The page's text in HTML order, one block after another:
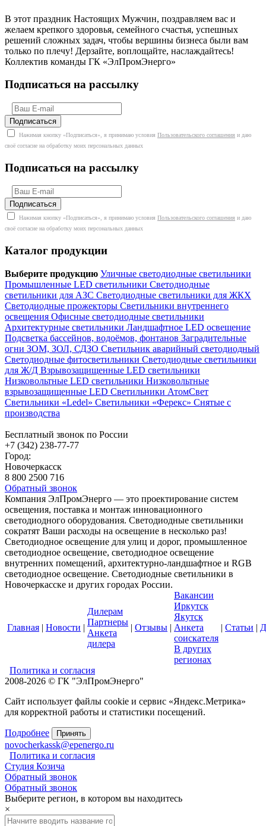
В этот праздник Настоящих Мужчин, поздравляем вас и
желаем крепкого здоровья, семейного счастья, успешных
решений сложных задач, чтобы вершины бизнеса были вам
только по плечу! Дерзайте, воплощайте, наслаждайтесь!
Коллектив команды ГК «ЭлПромЭнерго»
Подписаться на рассылку
Нажимая кнопку «Подписаться», я принимаю условия Пользовательского соглашения и даю
своё согласие на обработку моих персональных данных
Подписаться на рассылку
Нажимая кнопку «Подписаться», я принимаю условия Пользовательского соглашения и даю
своё согласие на обработку моих персональных данных
Каталог продукции
Выберите продукцию Уличные светодиодные светильники
Промышленные LED светильники Светодиодные
светильники для АЗС Светодиодные светильники для ЖКХ
Светодиодные прожекторы Светильники внутреннего
освещения Офисные светодиодные светильники
Архитектурные светильники Ландшафтное LED освещение
Подсветка бассейнов, водоёмов, фонтанов Заградительные
огни ЗОМ, ЗОЛ, СДЗО Светильник аварийный светодиодный
Светодиодные фитосветильники Светодиодные светильники
для Ж/Д Взрывозащищенные LED светильники
Низковольтные LED светильники Низковольтные
взрывозащищенные LED Светильники АтомСвет
Светильники «Ledel» Светильники «Ферекс» Снятые с
производства
Бесплатный звонок по России
+7 (342) 238-77-77
Город:
Новочеркасск
8 800 2500 716
Обратный звонок
Компания ЭлПромЭнерго — это проектирование систем
освещения, поставка и монтаж инновационного
светодиодного оборудования. Светодиодные светильники
сократят Ваши расходы на освещение в несколько раз!
Светодиодное освещение для улиц и дорог, промышленное
светодиодное освещение, светодиодное освещение
внутренних помещений, архитектурно-ландшафтное и RGB
светодиодное освещение. Светодиодные светильники в
Новочеркасске и других городах России.
Главная | Новости |
Дилерам
Партнеры
Анкета
дилера
| Отзывы |
Вакансии
Иркутск
Якутск
Анкета
соискателя
В других
регионах
| Статьи |
Политика и согласия
2008-2026 © ГК "ЭлПромЭнерго"
Сайт использует файлы cookie и сервис «Яндекс.Метрика»
для корректной работы и статистики посещений.
Подробнее Принять
novocherkassk@epenergo.ru
Политика и согласия
Студия Козича
Обратный звонок
Обратный звонок
Выберите регион, в котором вы находитесь
×